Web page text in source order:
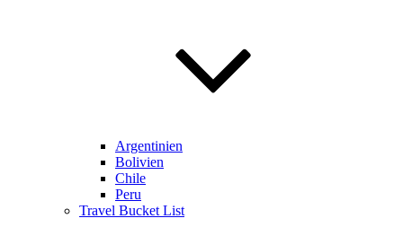
Argentinien
Bolivien
Chile
Peru
Travel Bucket List